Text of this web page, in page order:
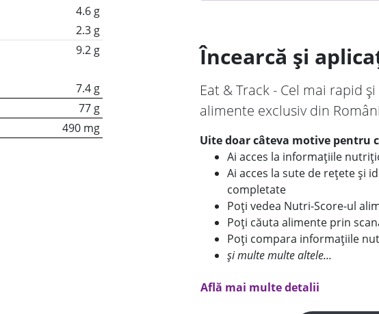
4.6 g
2.3 g
9.2 g
7.4 g
77 g
490 mg
Încearcă și
Eat & Track - Cel mai rapid
alimente exclusiv din
Uite doar câteva motive pentru
Ai acces la informațiile
Ai acces la sute de rețete și
completate
Poți vedea Nutri-Score-ul
Poți căuta alimente prin
Poți compara informațiile
și multe multe altele...
Află mai multe detalii